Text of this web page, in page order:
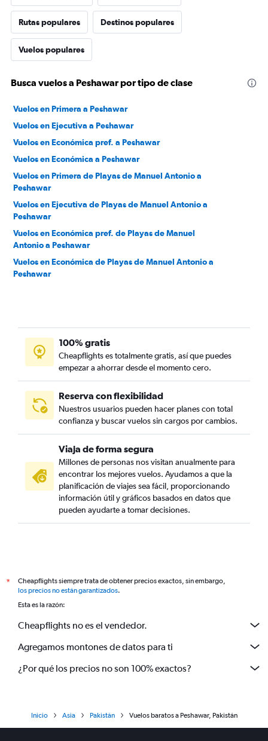
Rutas populares Destinos populares
Vuelos populares
Busca vuelos a Peshawar por tipo de clase
Vuelos en Primera a Peshawar
Vuelos en Ejecutiva a Peshawar
Vuelos en Económica pref. a Peshawar
Vuelos en Económica a Peshawar
Vuelos en Primera de Playas de Manuel Antonio a
Peshawar
Vuelos en Ejecutiva de Playas de Manuel Antonio a
Peshawar
Vuelos en Económica pref. de Playas de Manuel
Antonio a Peshawar
Vuelos en Económica de Playas de Manuel Antonio a
Peshawar
100% gratis
Cheapflights es totalmente gratis, así que puedes
empezar a ahorrar desde el momento cero.
Reserva con flexibilidad
Nuestros usuarios pueden hacer planes con total
confianza y buscar vuelos sin cargos por cambios.
Viaja de forma segura
Millones de personas nos visitan anualmente para
encontrar los mejores vuelos. Ayudamos a que la
planificación de viajes sea fácil, proporcionando
información útil y gráficos basados en datos que
pueden ayudarte a tomar decisiones.
*
Cheapflights siempre trata de obtener precios exactos, sin embargo,
los precios no están garantizados.
Esta es la razón:
Cheapflights no es el vendedor.
Agregamos montones de datos para ti
¿Por qué los precios no son 100% exactos?
Inicio Asia Pakistán Vuelos baratos a Peshawar, Pakistán